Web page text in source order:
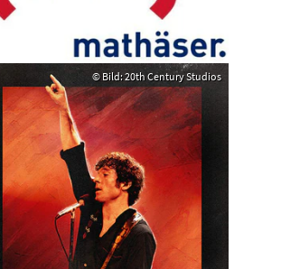
© Bild: 20th Century Studios